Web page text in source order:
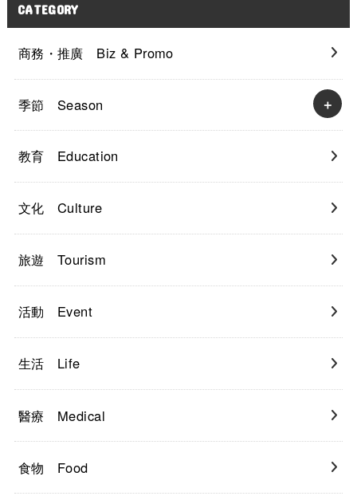
CATEGORY
商務・推廣 Biz & Promo
季節 Season
教育 Education
文化 Culture
旅遊 Tourism
活動 Event
生活 Life
醫療 Medical
食物 Food